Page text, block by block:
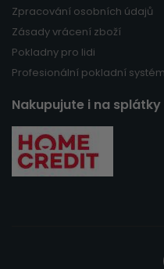
Zpracování osobních údajů
Zásady vrácení zboží
Pokladny pro lidi
Profesionální pokladní
Nakupujute i na splátky